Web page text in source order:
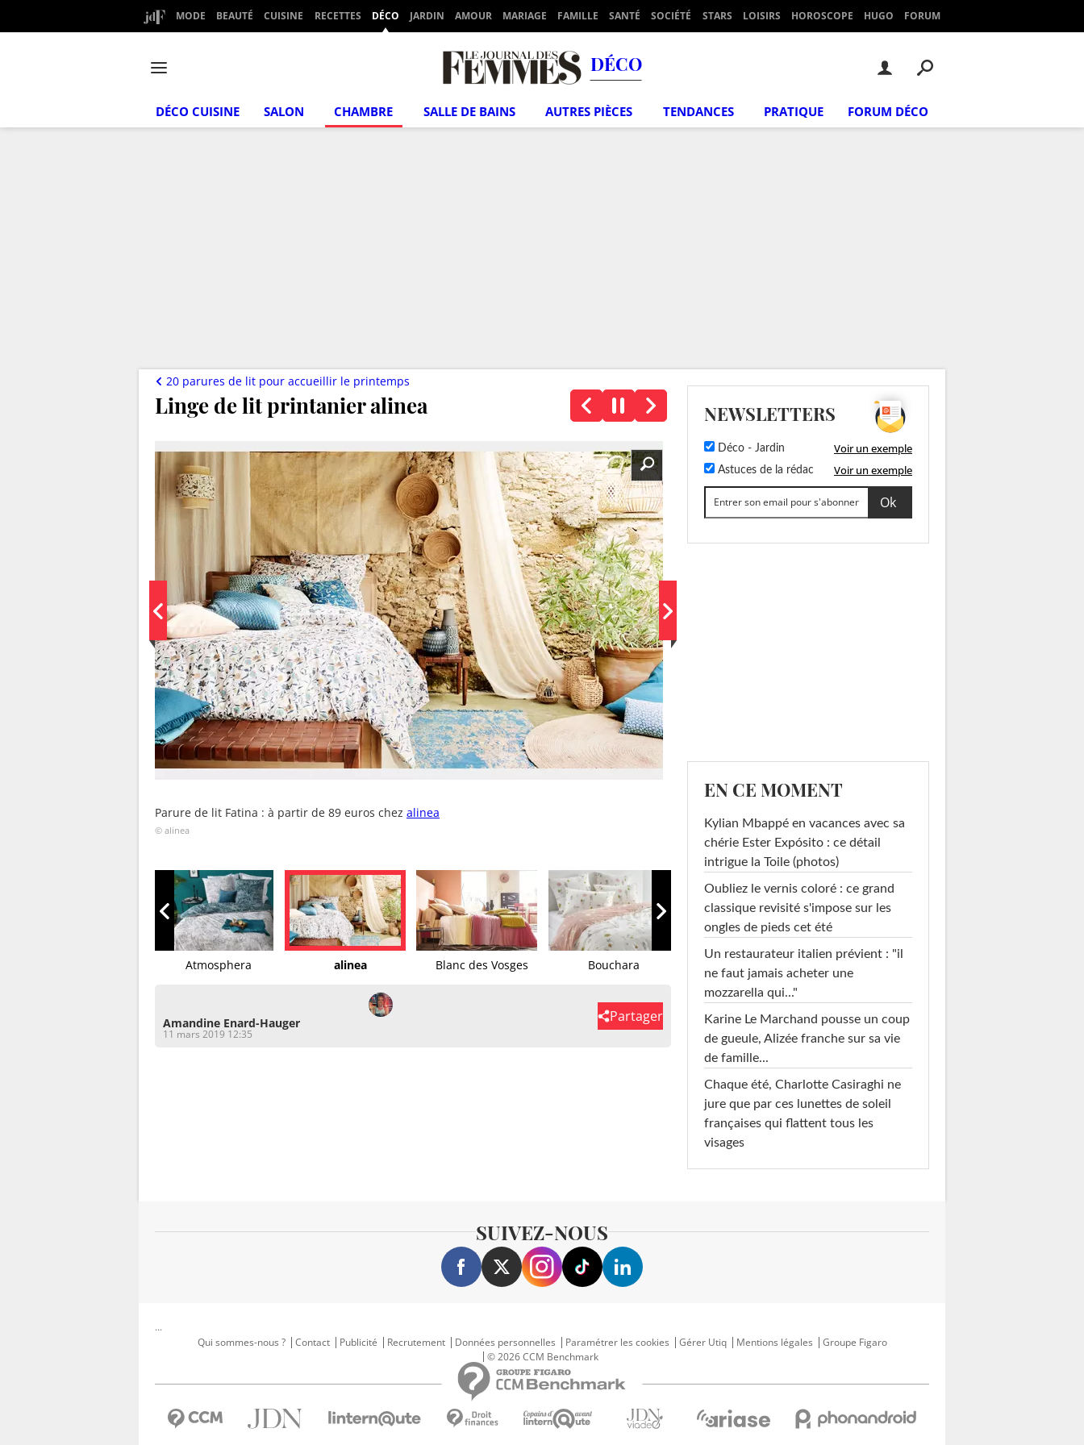
MODE BEAUTÉ CUISINE RECETTES DÉCO JARDIN AMOUR MARIAGE FAMILLE SANTÉ SOCIÉTÉ STARS LOISIRS HOROSCOPE HUGO FORUM
DÉCO
DÉCO CUISINE SALON CHAMBRE SALLE DE BAINS AUTRES PIÈCES TENDANCES PRATIQUE FORUM DÉCO
Linge de lit printanier alinea
20 parures de lit pour accueillir le printemps
Parure de lit Fatina : à partir de 89 euros chez alinea
© alinea
Atmosphera alinea Blanc des Vosges Bouchara
Amandine Enard-Hauger
11 mars 2019 12:35
Partager
NEWSLETTERS
Déco - Jardin Voir un exemple
Astuces de la rédac Voir un exemple
EN CE MOMENT
Kylian Mbappé en vacances avec sa
chérie Ester Expósito : ce détail
intrigue la Toile (photos)
Oubliez le vernis coloré : ce grand
classique revisité s'impose sur les
ongles de pieds cet été
Un restaurateur italien prévient : "il
ne faut jamais acheter une
mozzarella qui..."
Karine Le Marchand pousse un coup
de gueule, Alizée franche sur sa vie
de famille...
Chaque été, Charlotte Casiraghi ne
jure que par ces lunettes de soleil
françaises qui flattent tous les
visages
SUIVEZ-NOUS
...
Qui sommes-nous ?
Contact Publicité Recrutement Données personnelles Paramétrer les cookies Gérer Utiq Mentions légales
Groupe Figaro
© 2026 CCM Benchmark